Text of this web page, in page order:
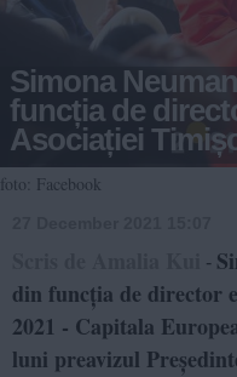
Simona
funcția de
Asociației
foto: Facebook
-
din funcția de director
2021 - Capitala
luni preavizul